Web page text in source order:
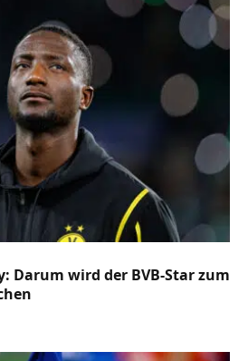
Darum wird der BVB-Star zum